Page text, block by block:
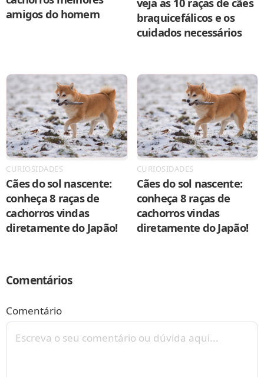
amigos do homem
braquicefálicos e os
cuidados necessários
CURIOSIDADES
Cães do sol nascente:
conheça 8 raças de
cachorros vindas
diretamente do Japão!
CURIOSIDADES
Cães do sol nascente:
conheça 8 raças de
cachorros vindas
diretamente do Japão!
Comentários
Comentário